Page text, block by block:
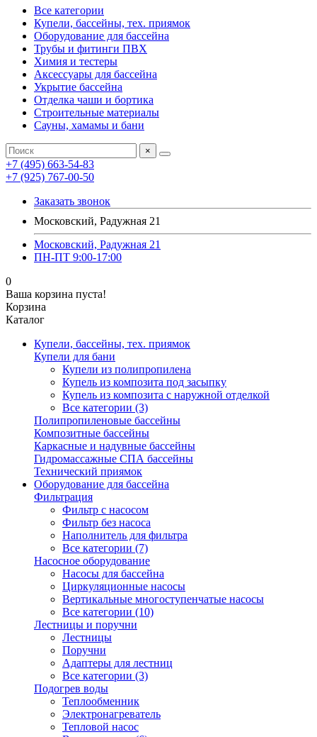
Все категории
Купели, бассейны, тех. приямок
Оборудование для бассейна
Трубы и фитинги ПВХ
Химия и тестеры
Аксессуары для бассейна
Укрытие бассейна
Отделка чаши и бортика
Строительные материалы
Сауны, хамамы и бани
×
+7 (495) 663-54-83
+7 (925) 767-00-50
Заказать звонок
Московский, Радужная 21
Московский, Радужная 21
ПН-ПТ 9:00-17:00
0
Ваша корзина пуста!
Корзина
Каталог
Купели, бассейны, тех. приямок
Купели для бани
Купели из полипропилена
Купель из композита под засыпку
Купель из композита с наружной отделкой
Все категории (3)
Полипропиленовые бассейны
Композитные бассейны
Каркасные и надувные бассейны
Гидромассажные СПА бассейны
Технический приямок
Оборудование для бассейна
Фильтрация
Фильтр с насосом
Фильтр без насоса
Наполнитель для фильтра
Все категории (7)
Насосное оборудование
Насосы для бассейна
Циркуляционные насосы
Вертикальные многоступенчатые насосы
Все категории (10)
Лестницы и поручни
Лестницы
Поручни
Адаптеры для лестниц
Все категории (3)
Подогрев воды
Теплообменник
Электронагреватель
Тепловой насос